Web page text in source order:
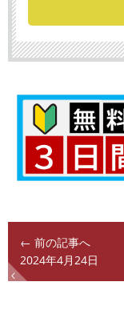
← 前の記事へ
2024年4月24日